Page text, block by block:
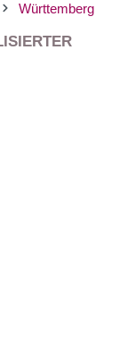
Württemberg